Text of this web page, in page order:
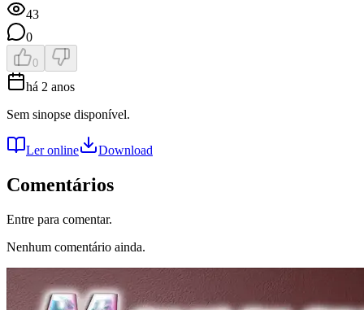
43
0
0
há 2 anos
Sem sinopse disponível.
Ler online Download
Comentários
Entre para comentar.
Nenhum comentário ainda.